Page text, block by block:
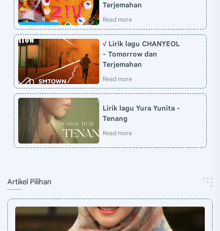
Terjemahan
√ Lirik lagu CHANYEOL
- Tomorrow dan
Terjemahan
Lirik lagu Yura Yunita -
Tenang
Artikel Pilihan